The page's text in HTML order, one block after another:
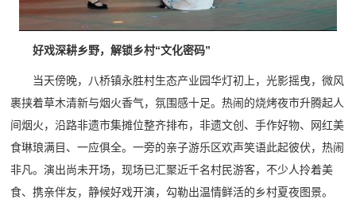
好戏深耕乡野，解锁乡村“文化密码”
当天傍晚，八桥镇永胜村生态产业园华灯初上，光影摇曳，微风
裹挟着草木清新与烟火香气，氛围感十足。热闹的烧烤夜市升腾起人
间烟火，沿路非遗市集摊位整齐排布，非遗文创、手作好物、网红美
食琳琅满目、一应俱全。一旁的亲子游乐区欢声笑语此起彼伏，热闹
非凡。演出尚未开场，现场已汇聚近千名村民游客，不少人拎着美
食、携亲伴友，静候好戏开演，勾勒出温情鲜活的乡村夏夜图景。